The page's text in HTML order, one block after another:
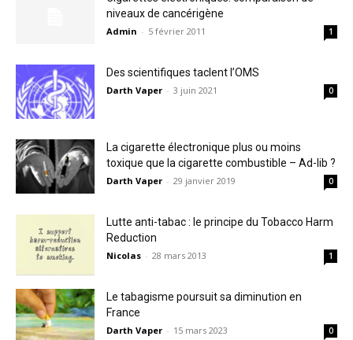
niveaux de cancérigène
Admin - 5 février 2011 1
Des scientifiques taclent l’OMS
Darth Vaper - 3 juin 2021 0
La cigarette électronique plus ou moins
toxique que la cigarette combustible – Ad-lib ?
Darth Vaper - 29 janvier 2019 0
Lutte anti-tabac : le principe du Tobacco Harm
Reduction
Nicolas - 28 mars 2013 1
Le tabagisme poursuit sa diminution en
France
Darth Vaper - 15 mars 2023 0